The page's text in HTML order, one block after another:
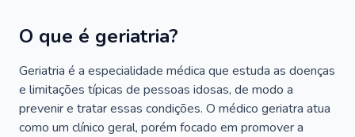
O que é geriatria?
Geriatria é a especialidade médica que estuda as doenças
e limitações típicas de pessoas idosas, de modo a
prevenir e tratar essas condições. O médico geriatra atua
como um clínico geral, porém focado em promover a